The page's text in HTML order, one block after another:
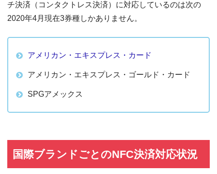
チ決済（コンタクトレス決済）に対応しているのは次の
2020年4月現在3券種しかありません。
アメリカン・エキスプレス・カード
アメリカン・エキスプレス・ゴールド・カード
SPGアメックス
国際ブランドごとのNFC決済対応状況